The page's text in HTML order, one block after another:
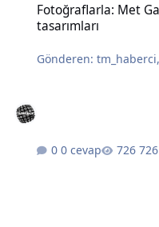
Fotoğraflarla: Met
tasarımları
Gönderen:tm_haberci,
0 cevap